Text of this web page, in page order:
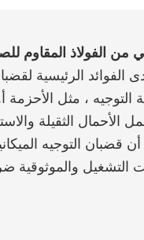
الفولاذ المقاوم
الفوائد الرئيسية
، مثل الأحزمة
الأحمال الثقيلة
قضبان التوجيه
التشغيل والموثوقية